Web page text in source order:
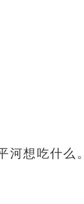
河想吃什么。